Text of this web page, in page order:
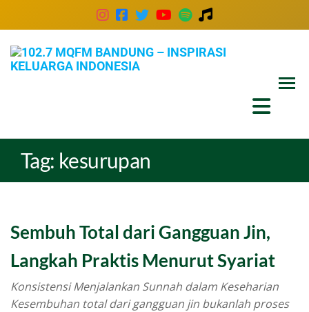
Tag: kesurupan
Sembuh Total dari Gangguan Jin,
Langkah Praktis Menurut Syariat
Konsistensi Menjalankan Sunnah dalam Keseharian
Kesembuhan total dari gangguan jin bukanlah proses